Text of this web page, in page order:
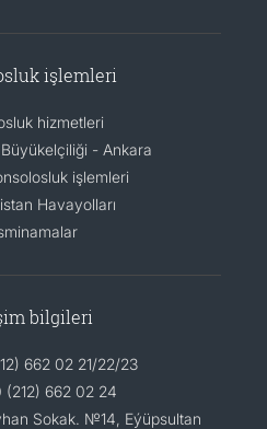
işlemleri
hizmetleri
- Ankara
işlemleri
Havayolları
bilgileri
662 02 21/22/23
(212) 662 02 24
Sokak. №14, Eýüpsultan